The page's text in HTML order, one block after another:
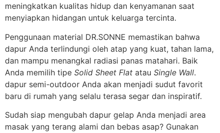
meningkatkan kualitas hidup dan kenyamanan saat
menyiapkan hidangan untuk keluarga tercinta.
Penggunaan material DR.SONNE memastikan bahwa
dapur Anda terlindungi oleh atap yang kuat, tahan lama,
dan mampu menangkal radiasi panas matahari. Baik
Anda memilih tipe Solid Sheet Flat atau Single Wall.
dapur semi-outdoor Anda akan menjadi sudut favorit
baru di rumah yang selalu terasa segar dan inspiratif.
Sudah siap mengubah dapur gelap Anda menjadi area
masak yang terang alami dan bebas asap? Gunakan